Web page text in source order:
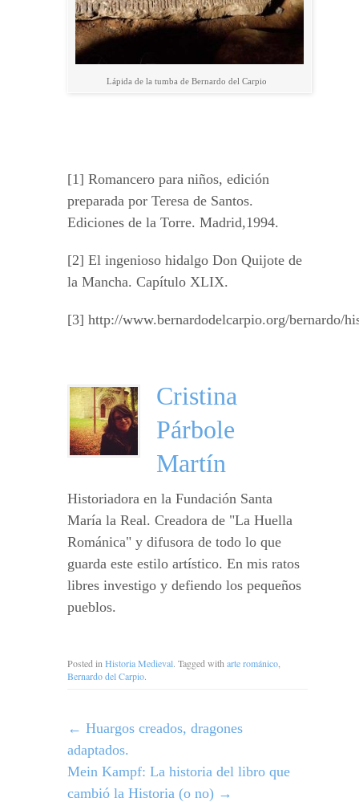
Lápida de la tumba de Bernardo del Carpio
[1] Romancero para niños, edición
preparada por Teresa de Santos.
Ediciones de la Torre. Madrid,1994.
[2] El ingenioso hidalgo Don Quijote de
la Mancha. Capítulo XLIX.
[3] http://www.bernardodelcarpio.org/bernardo/
Cristina
Párbole
Martín
Historiadora en la Fundación Santa
María la Real. Creadora de "La Huella
Románica" y difusora de todo lo que
guarda este estilo artístico. En mis ratos
libres investigo y defiendo los pequeños
pueblos.
Posted in Historia Medieval. Tagged with arte románico
Bernardo del Carpio.
← Huargos creados, dragones
adaptados.
Mein Kampf: La historia del libro que
cambió la Historia (o no) →